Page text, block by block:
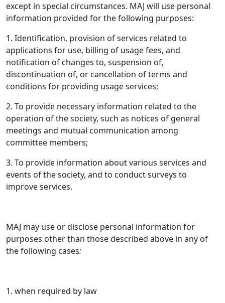
except in special circumstances. MAJ will use personal
information provided for the following purposes:
1. Identification, provision of services related to
applications for use, billing of usage fees, and
notification of changes to, suspension of,
discontinuation of, or cancellation of terms and
conditions for providing usage services;
2. To provide necessary information related to the
operation of the society, such as notices of general
meetings and mutual communication among
committee members;
3. To provide information about various services and
events of the society, and to conduct surveys to
improve services.
MAJ may use or disclose personal information for
purposes other than those described above in any of
the following cases:
1. when required by law